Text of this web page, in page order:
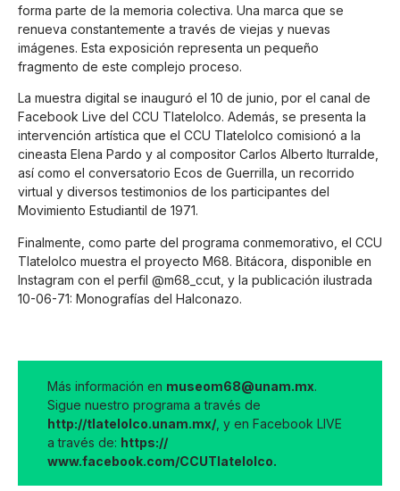
forma parte de la memoria colectiva. Una marca que se
renueva constantemente a través de viejas y nuevas
imágenes. Esta exposición representa un pequeño
fragmento de este complejo proceso.
La muestra digital se inauguró el 10 de junio, por el canal de
Facebook Live del CCU Tlatelolco. Además, se presenta la
intervención artística que el CCU Tlatelolco comisionó a la
cineasta Elena Pardo y al compositor Carlos Alberto Iturralde,
así como el conversatorio Ecos de Guerrilla, un recorrido
virtual y diversos testimonios de los participantes del
Movimiento Estudiantil de 1971.
Finalmente, como parte del programa conmemorativo, el CCU
Tlatelolco muestra el proyecto M68. Bitácora, disponible en
Instagram con el perfil @m68_ccut, y la publicación ilustrada
10-06-71: Monografías del Halconazo.
Más información en museom68@unam.mx.
Sigue nuestro programa a través de
http://tlatelolco.unam.mx/ , y en Facebook LIVE
a través de: https://
www.facebook.com/CCUTlatelolco.